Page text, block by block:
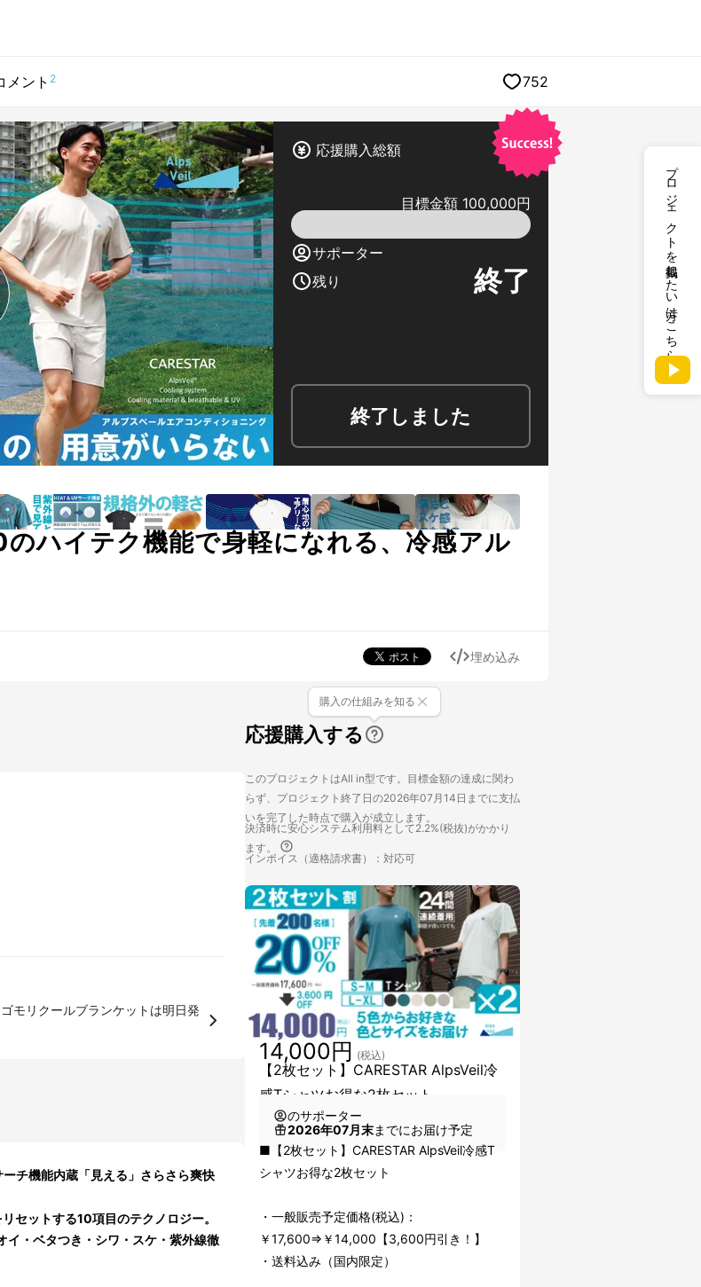
プロジェクトを掲載したい方はこちら
メント 2 752
応援購入総額
目標金額 100,000円
サポーター
残り
終了
終了しました
ハイテク機能で身軽になれる、冷感アル
埋め込み
モリクールブランケットは明日発
チ機能内蔵「見える」さらさら爽快
セットする10項目のテクノロジー。
イ・ベタつき・シワ・スケ・紫外線徹
応援購入する
購入の仕組みを知る
このプロジェクトはAll in型です。目標金額の達成に関わ
らず、プロジェクト終了日の2026年07月14日までに支払
いを完了した時点で購入が成立します。
決済時に安心システム利用料として2.2%(税抜)がかかり
ます。
インボイス（適格請求書）：対応可
【2枚セット】CARESTAR AlpsVeil冷
感Tシャツお得な2枚セット
14,000円 (税込)
のサポーター
2026年07月末までにお届け予定
■【2枚セット】CARESTAR AlpsVeil冷感T
シャツお得な2枚セット
・一般販売予定価格(税込)：
￥17,600⇒￥14,000【3,600円引き！】
・送料込み（国内限定）